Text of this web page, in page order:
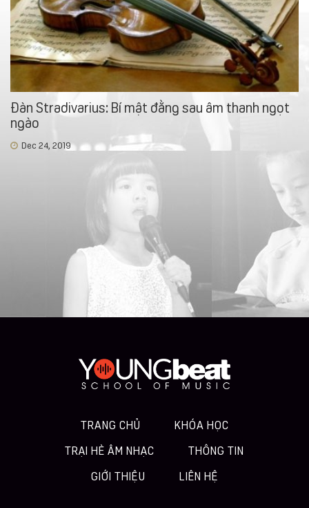
Đàn Stradivarius: Bí mật đằng sau âm thanh ngọt
ngào
Dec 24, 2019
TRANG CHỦ
KHÓA HỌC
TRẠI HÈ ÂM NHẠC
THÔNG TIN
GIỚI THIỆU
LIÊN HỆ